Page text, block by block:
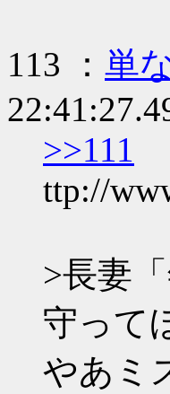
113 ： 単
>>111
ttp://
>長妻
守って
やあミ